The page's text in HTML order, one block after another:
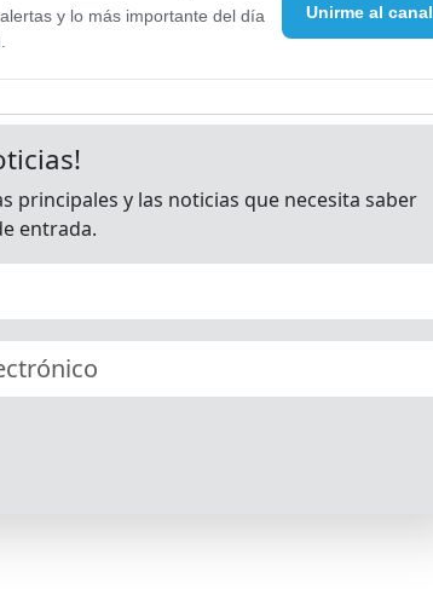
y lo más importante del día
Unirme al canal